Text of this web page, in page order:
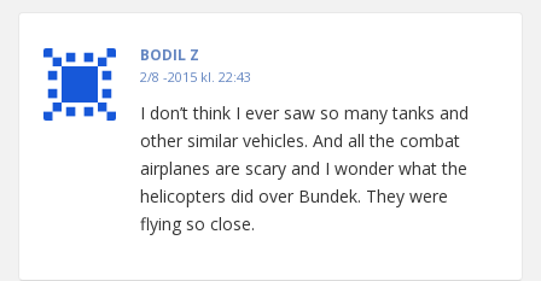
BODIL Z
2/8 -2015 kl. 22:43
I don’t think I ever saw so many tanks and
other similar vehicles. And all the combat
airplanes are scary and I wonder what the
helicopters did over Bundek. They were
flying so close.